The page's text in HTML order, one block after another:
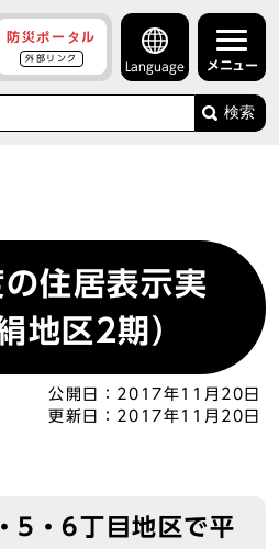
防災ポータル
外部リンク
Language メニュー
検索
住居表示実
地区2期）
公開日： 2017年11月20日
更新日： 2017年11月20日
5・6丁目地区で平